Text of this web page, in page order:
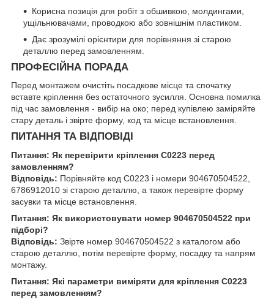
Корисна позиція для робіт з обшивкою, молдингами,
ущільнювачами, проводкою або зовнішнім пластиком.
Дає зрозумілі орієнтири для порівняння зі старою
деталлю перед замовленням.
ПРОФЕСІЙНА ПОРАДА
Перед монтажем очистіть посадкове місце та спочатку
вставте кріплення без остаточного зусилля. Основна помилка
під час замовлення - вибір на око; перед купівлею заміряйте
стару деталь і звірте форму, код та місце встановлення.
ПИТАННЯ ТА ВІДПОВІДІ
Питання: Як перевірити кріплення C0223 перед
замовленням?
Відповідь: Порівняйте код C0223 і номери 904670504522,
6786912010 зі старою деталлю, а також перевірте форму
засувки та місце встановлення.
Питання: Як використовувати номер 904670504522 при
підборі?
Відповідь: Звірте номер 904670504522 з каталогом або
старою деталлю, потім перевірте форму, посадку та напрям
монтажу.
Питання: Які параметри виміряти для кріплення C0223
перед замовленням?